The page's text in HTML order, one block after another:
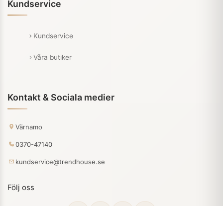
Kundservice
Kundservice
Våra butiker
Kontakt & Sociala medier
Värnamo
0370-47140
kundservice@trendhouse.se
Följ oss